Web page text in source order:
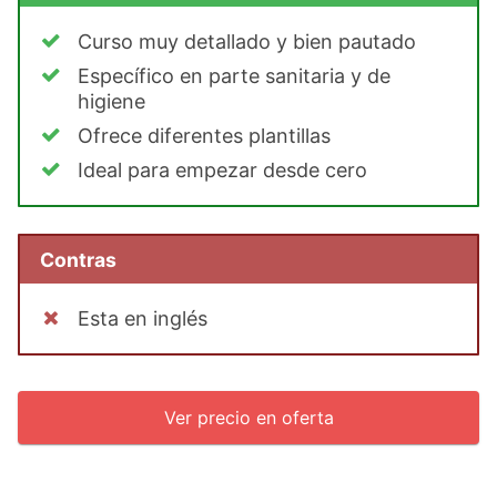
Curso muy detallado y bien pautado
Específico en parte sanitaria y de
higiene
Ofrece diferentes plantillas
Ideal para empezar desde cero
Contras
Esta en inglés
Ver precio en oferta